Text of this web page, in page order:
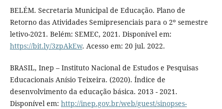
BELÉM. Secretaria Municipal de Educação. Plano de
Retorno das Atividades Semipresenciais para o 2º semestre
letivo-2021. Belém: SEMEC, 2021. Disponível em:
https://bit.ly/3zpAkEw. Acesso em: 20 jul. 2022.
BRASIL, Inep – Instituto Nacional de Estudos e Pesquisas
Educacionais Anísio Teixeira. (2020). Índice de
desenvolvimento da educação básica. 2013 - 2021.
Disponível em: http://inep.gov.br/web/guest/sinopses-